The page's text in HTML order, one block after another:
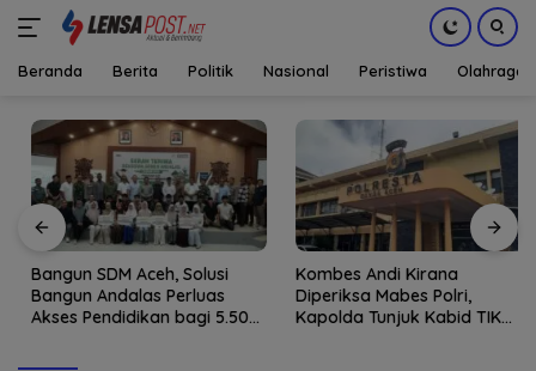
konten
Beranda Berita Politik Nasional Peristiwa Olahraga
Bangun SDM Aceh, Solusi
Bangun Andalas Perluas
Akses Pendidikan bagi 5.500
Kombes Andi Kirana
Diperiksa Mabes Polri,
Kapolda Tunjuk Kabid TIK